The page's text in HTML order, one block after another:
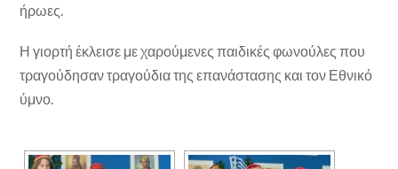
ήρωες.
Η γιορτή έκλεισε με χαρούμενες παιδικές φωνούλες που
τραγούδησαν τραγούδια της επανάστασης και τον Εθνικό
ύμνο.